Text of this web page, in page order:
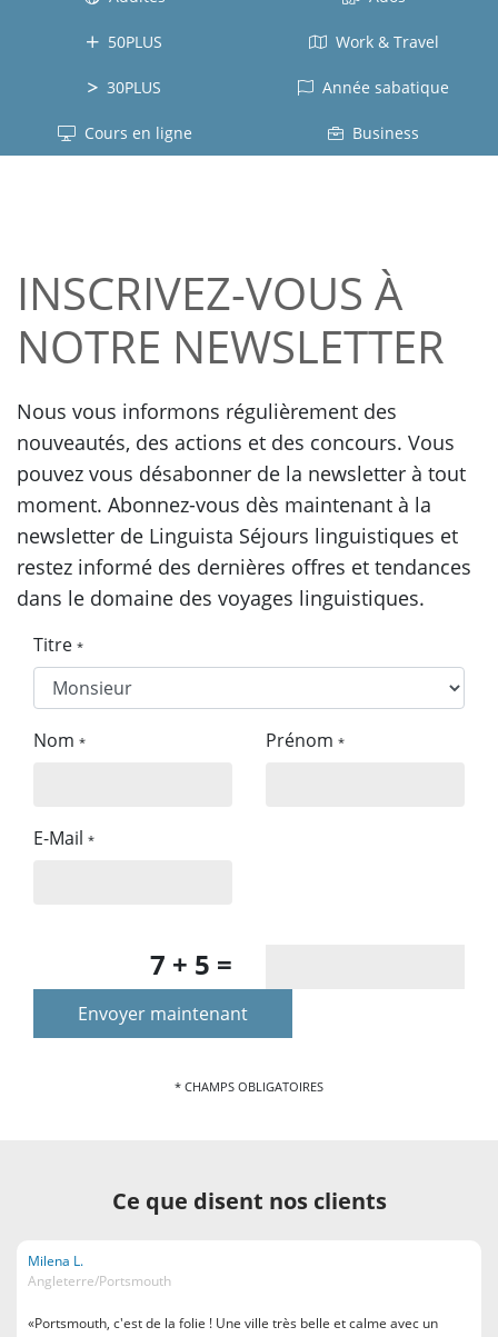
50PLUS Work & Travel
30PLUS Année sabatique
Cours en ligne Business
INSCRIVEZ-VOUS À
NOTRE NEWSLETTER
Nous vous informons régulièrement des
nouveautés, des actions et des concours. Vous
pouvez vous désabonner de la newsletter à tout
moment. Abonnez-vous dès maintenant à la
newsletter de Linguista Séjours linguistiques et
restez informé des dernières offres et tendances
dans le domaine des voyages linguistiques.
Titre *
Nom * Prénom *
E-Mail *
7 + 5 =
* CHAMPS OBLIGATOIRES
Ce que disent nos clients
Milena L.
Angleterre/Portsmouth
«Portsmouth, c'est de la folie ! Une ville très belle et calme avec un
Nouvelle-
Afrique du
Sud
Grèce
Dominicaine
Chinois
Chine
Coréen
Corée
Allmagne
Lettonie